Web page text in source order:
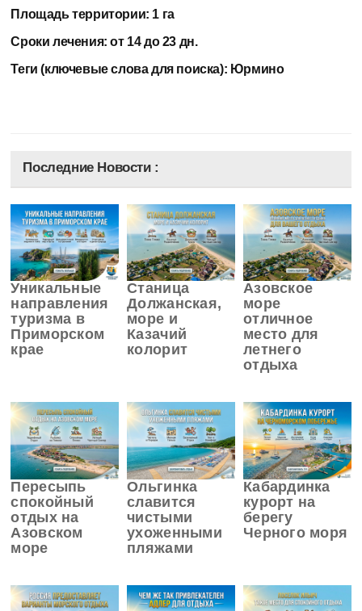
Площадь территории: 1 га
Сроки лечения:от 14 до 23 дн.
Теги (ключевые слова для поиска): Юрмино
Последние Новости :
Уникальные
направления
туризма в
Приморском
крае
Станица
Должанская,
море и
Казачий
колорит
Азовское
море
отличное
место для
летнего
отдыха
Пересыпь
спокойный
отдых на
Азовском
море
Ольгинка
славится
чистыми
ухоженными
пляжами
Кабардинка
курорт на
берегу
Черного моря